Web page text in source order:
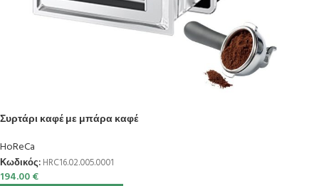
Συρτάρι καφέ με μπάρα καφέ
HoReCa
Κωδικός: HRC16.02.005.0001
194.00€